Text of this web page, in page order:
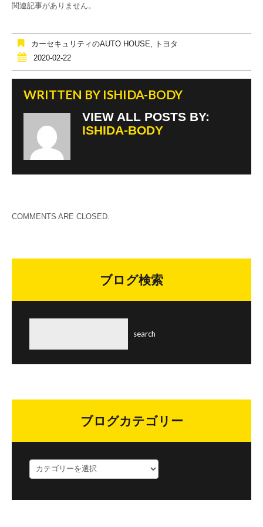
e
o
o
k
er
関連記事がありません。
カーセキュリティのAUTO HOUSE, トヨタ
2020-02-22
WRITTEN BY ISHIDA-BODY
VIEW ALL POSTS BY:
ISHIDA-BODY
COMMENTS ARE CLOSED.
ブログ検索
ブログカテゴリー
ロ